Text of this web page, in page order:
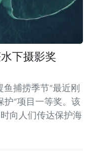
下摄影奖
捕捞季节”最近刚
护”项目一等奖。该
向人们传达保护海